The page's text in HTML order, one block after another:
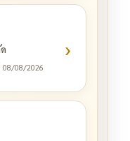
08/08/2026
›